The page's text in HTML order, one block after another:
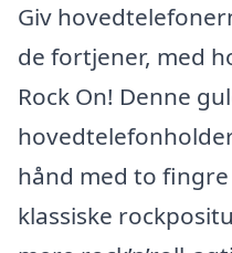
Giv
de fortjener, med
Rock On! Denne
hånd med to
klassiske